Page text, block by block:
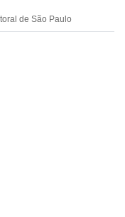
de São Paulo